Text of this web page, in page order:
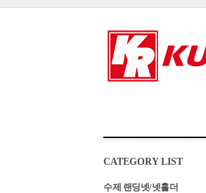
CATEGORY LIST
수제 랜딩넷/넷홀더